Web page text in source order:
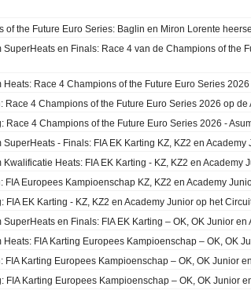
of the Future Euro Series: Baglin en Miron Lorente
SuperHeats en Finals: Race 4 van de Champions of the
Heats: Race 4 Champions of the Future Euro Series
Race 4 Champions of the Future Euro Series 2026 op
Race 4 Champions of the Future Euro Series 2026 -
SuperHeats - Finals: FIA EK Karting KZ, KZ2 en
Kwalificatie Heats: FIA EK Karting - KZ, KZ2 en
FIA Europees Kampioenschap KZ, KZ2 en Academy
FIA EK Karting - KZ, KZ2 en Academy Junior op het
SuperHeats en Finals: FIA EK Karting – OK, OK Junior
Heats: FIA Karting Europees Kampioenschap – OK, OK
FIA Karting Europees Kampioenschap – OK, OK Junior
FIA Karting Europees Kampioenschap – OK, OK Junior